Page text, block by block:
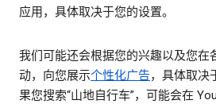
应用，具体取决于您的设置。
我们可能还会根据您的兴趣以及您在
动，向您展示个性化广告，具体取决
果您搜索“山地自行车”，可能会在